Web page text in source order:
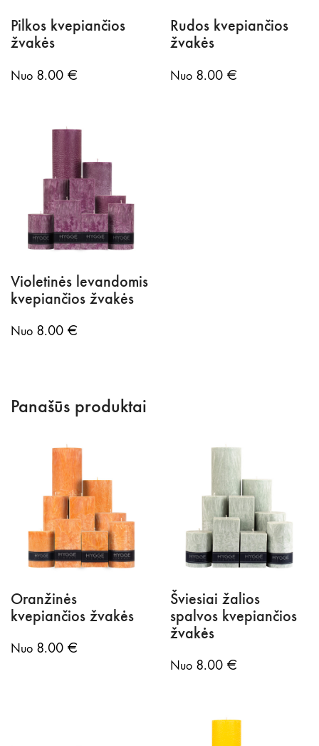
Pilkos kvepiančios
žvakės
Nuo 8.00 €
Rudos kvepiančios
žvakės
Nuo 8.00 €
Violetinės levandomis
kvepiančios žvakės
Nuo 8.00 €
Panašūs produktai
Oranžinės
kvepiančios žvakės
Nuo 8.00 €
Šviesiai žalios
spalvos kvepiančios
žvakės
Nuo 8.00 €